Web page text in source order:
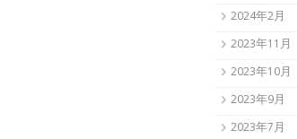
2024年2月
2023年11月
2023年10月
2023年9月
2023年7月